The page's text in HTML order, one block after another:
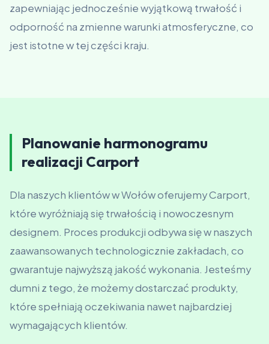
zapewniając jednocześnie wyjątkową trwałość i
odporność na zmienne warunki atmosferyczne, co
jest istotne w tej części kraju.
Planowanie harmonogramu
realizacji Carport
Dla naszych klientów w Wołów oferujemy Carport,
które wyróżniają się trwałością i nowoczesnym
designem. Proces produkcji odbywa się w naszych
zaawansowanych technologicznie zakładach, co
gwarantuje najwyższą jakość wykonania. Jesteśmy
dumni z tego, że możemy dostarczać produkty,
które spełniają oczekiwania nawet najbardziej
wymagających klientów.